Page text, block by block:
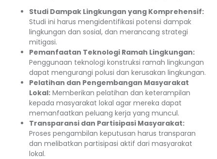
Studi Dampak Lingkungan yang Komprehensif:
Studi ini harus mengidentifikasi potensi dampak
lingkungan dan sosial, dan merancang strategi
mitigasi.
Pemanfaatan Teknologi Ramah Lingkungan:
Penggunaan teknologi konstruksi ramah lingkungan
dapat mengurangi polusi dan kerusakan lingkungan.
Pelatihan dan Pengembangan Masyarakat
Lokal: Memberikan pelatihan dan keterampilan
kepada masyarakat lokal agar mereka dapat
memanfaatkan peluang kerja yang muncul.
Transparansi dan Partisipasi Masyarakat:
Proses pengambilan keputusan harus transparan
dan melibatkan partisipasi aktif dari masyarakat
lokal.